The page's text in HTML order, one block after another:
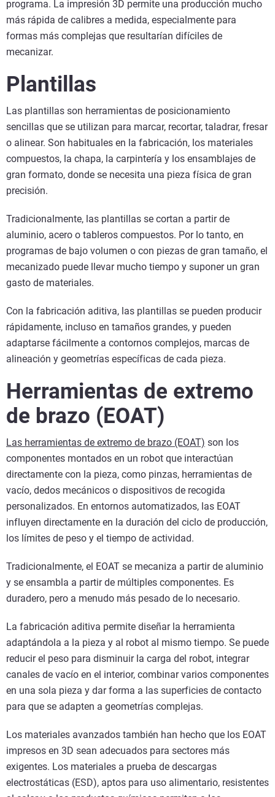
programa. La impresión 3D permite una producción mucho
más rápida de calibres a medida, especialmente para
formas más complejas que resultarían difíciles de
mecanizar.
Plantillas
Las plantillas son herramientas de posicionamiento
sencillas que se utilizan para marcar, recortar, taladrar, fresar
o alinear. Son habituales en la fabricación, los materiales
compuestos, la chapa, la carpintería y los ensamblajes de
gran formato, donde se necesita una pieza física de gran
precisión.
Tradicionalmente, las plantillas se cortan a partir de
aluminio, acero o tableros compuestos. Por lo tanto, en
programas de bajo volumen o con piezas de gran tamaño, el
mecanizado puede llevar mucho tiempo y suponer un gran
gasto de materiales.
Con la fabricación aditiva, las plantillas se pueden producir
rápidamente, incluso en tamaños grandes, y pueden
adaptarse fácilmente a contornos complejos, marcas de
alineación y geometrías específicas de cada pieza.
Herramientas de extremo
de brazo (EOAT)
Las herramientas de extremo de brazo (EOAT) son los
componentes montados en un robot que interactúan
directamente con la pieza, como pinzas, herramientas de
vacío, dedos mecánicos o dispositivos de recogida
personalizados. En entornos automatizados, las EOAT
influyen directamente en la duración del ciclo de producción,
los límites de peso y el tiempo de actividad.
Tradicionalmente, el EOAT se mecaniza a partir de aluminio
y se ensambla a partir de múltiples componentes. Es
duradero, pero a menudo más pesado de lo necesario.
La fabricación aditiva permite diseñar la herramienta
adaptándola a la pieza y al robot al mismo tiempo. Se puede
reducir el peso para disminuir la carga del robot, integrar
canales de vacío en el interior, combinar varios componentes
en una sola pieza y dar forma a las superficies de contacto
para que se adapten a geometrías complejas.
Los materiales avanzados también han hecho que los EOAT
impresos en 3D sean adecuados para sectores más
exigentes. Los materiales a prueba de descargas
electrostáticas (ESD), aptos para uso alimentario, resistentes